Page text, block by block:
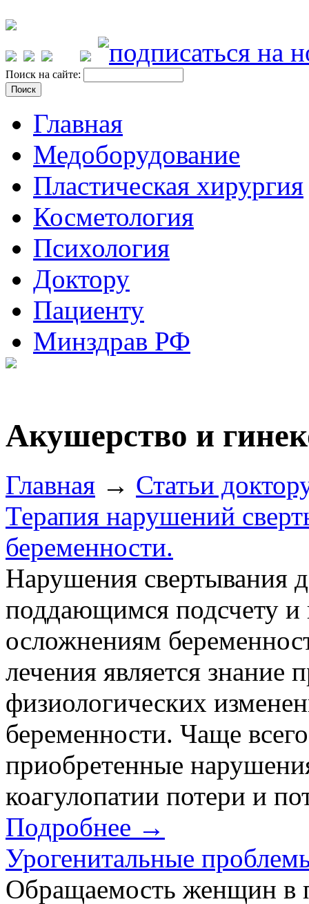
Поиск на сайте:
Главная
Медоборудование
Пластическая хирургия
Косметология
Психология
Доктору
Пациенту
Минздрав РФ
Акушерство и
Главная → Статьи
Терапия нарушений
беременности.
Нарушения свертывания
поддающимся подсчету и
осложнениям
лечения является знание
физиологических
беременности. Чаще
приобретенные
коагулопатии потери и
Подробнее →
Урогенитальные
Обращаемость женщин в